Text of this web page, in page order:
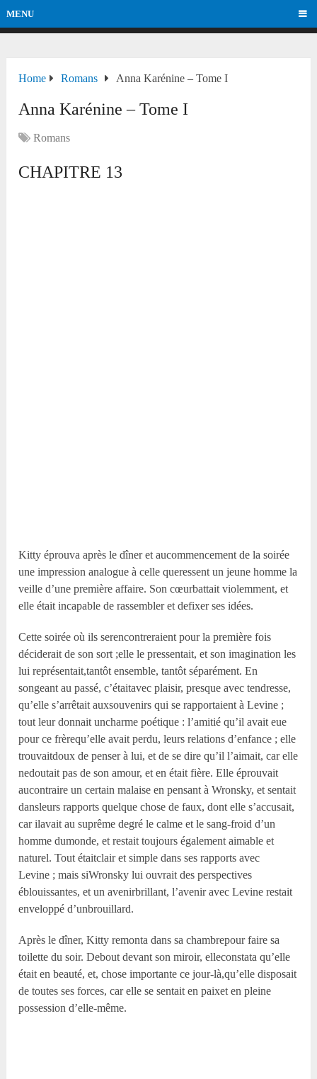
MENU
Home Romans Anna Karénine – Tome I
Anna Karénine – Tome I
Romans
CHAPITRE 13
Kitty éprouva après le dîner et aucommencement de la soirée
une impression analogue à celle queressent un jeune homme la
veille d’une première affaire. Son cœurbattait violemment, et
elle était incapable de rassembler et defixer ses idées.
Cette soirée où ils serencontreraient pour la première fois
déciderait de son sort ;elle le pressentait, et son imagination les
lui représentait,tantôt ensemble, tantôt séparément. En
songeant au passé, c’étaitavec plaisir, presque avec tendresse,
qu’elle s’arrêtait auxsouvenirs qui se rapportaient à Levine ;
tout leur donnait uncharme poétique : l’amitié qu’il avait eue
pour ce frèrequ’elle avait perdu, leurs relations d’enfance ; elle
trouvaitdoux de penser à lui, et de se dire qu’il l’aimait, car elle
nedoutait pas de son amour, et en était fière. Elle éprouvait
aucontraire un certain malaise en pensant à Wronsky, et sentait
dansleurs rapports quelque chose de faux, dont elle s’accusait,
car ilavait au suprême degré le calme et le sang-froid d’un
homme dumonde, et restait toujours également aimable et
naturel. Tout étaitclair et simple dans ses rapports avec
Levine ; mais siWronsky lui ouvrait des perspectives
éblouissantes, et un avenirbrillant, l’avenir avec Levine restait
enveloppé d’unbrouillard.
Après le dîner, Kitty remonta dans sa chambrepour faire sa
toilette du soir. Debout devant son miroir, elleconstata qu’elle
était en beauté, et, chose importante ce jour-là,qu’elle disposait
de toutes ses forces, car elle se sentait en paixet en pleine
possession d’elle-même.